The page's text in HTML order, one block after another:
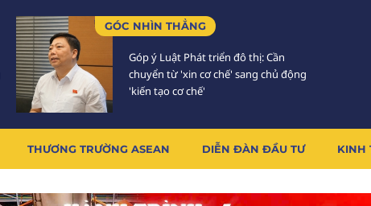
GÓC NHÌN THẲNG
Góp ý Luật Phát triển đô thị: Cần
chuyển từ 'xin cơ chế' sang chủ động
'kiến tạo cơ chế'
THƯƠNG TRƯỜNG ASEAN DIỄN ĐÀN ĐẦU TƯ KINH